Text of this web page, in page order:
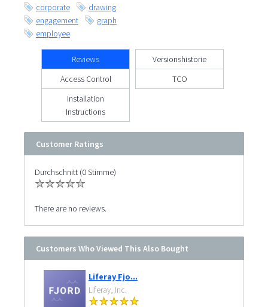
corporate
drawing
engagement
graph
employee
Reviews
Versionshistorie
Access Control
TCO
Installation
Instructions
Customer Ratings
Durchschnitt (0 Stimme)
There are no reviews.
Customers Who Viewed This Also Bought
Liferay Fjo...
Liferay, Inc.